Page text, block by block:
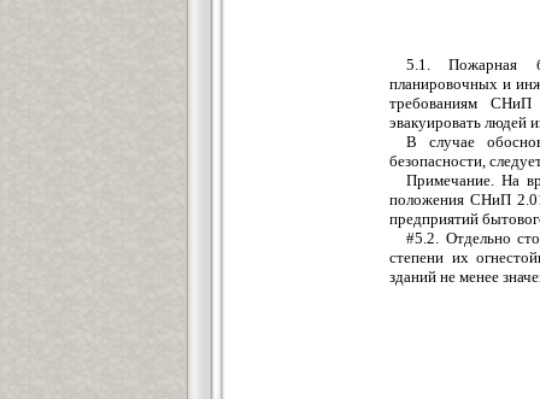
5.1. Пожарная
планировочных и
требованиям
эвакуировать людей
В случае
безопасности,
Примечание. На
положения СНиП
предприятий
#5.2. Отдельно
степени их
зданий не менее